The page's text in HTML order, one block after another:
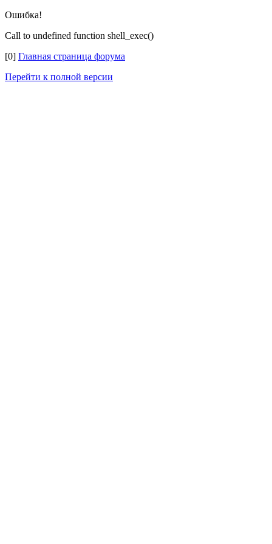
Ошибка!
Call to undefined function shell_exec()
[0] Главная страница форума
Перейти к полной версии